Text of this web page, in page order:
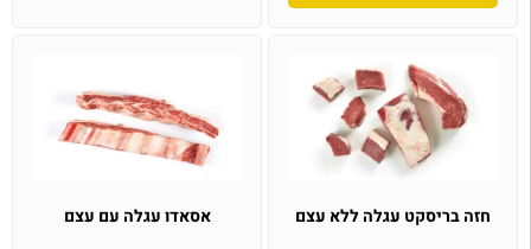
חזה בריסקט עגלה ללא עצם אסאדו עגלה עם עצם